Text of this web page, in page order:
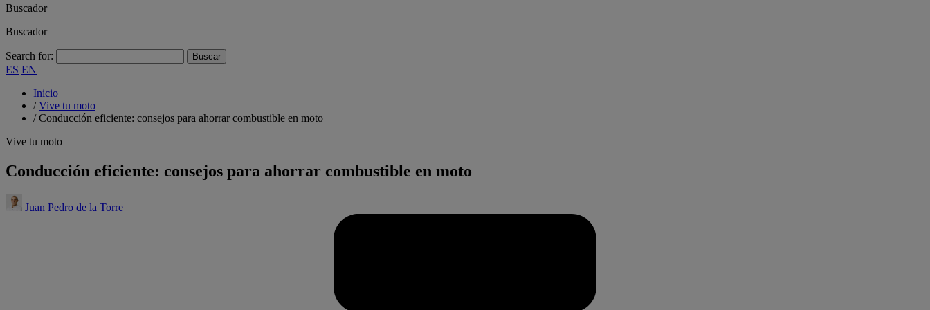
Buscador
Buscador
Search for:
ES EN
Inicio
/Vive tu moto
/Conducción eficiente: consejos para ahorrar combustible en moto
Vive tu moto
Conducción eficiente: consejos para ahorrar combustible en moto
Juan Pedro de la Torre